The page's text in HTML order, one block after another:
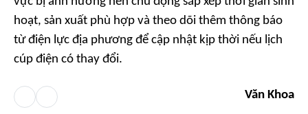
hoạt, sản xuất phù hợp và theo dõi thêm thông báo
từ điện lực địa phương để cập nhật kịp thời nếu lịch
cúp điện có thay đổi.
Văn Khoa